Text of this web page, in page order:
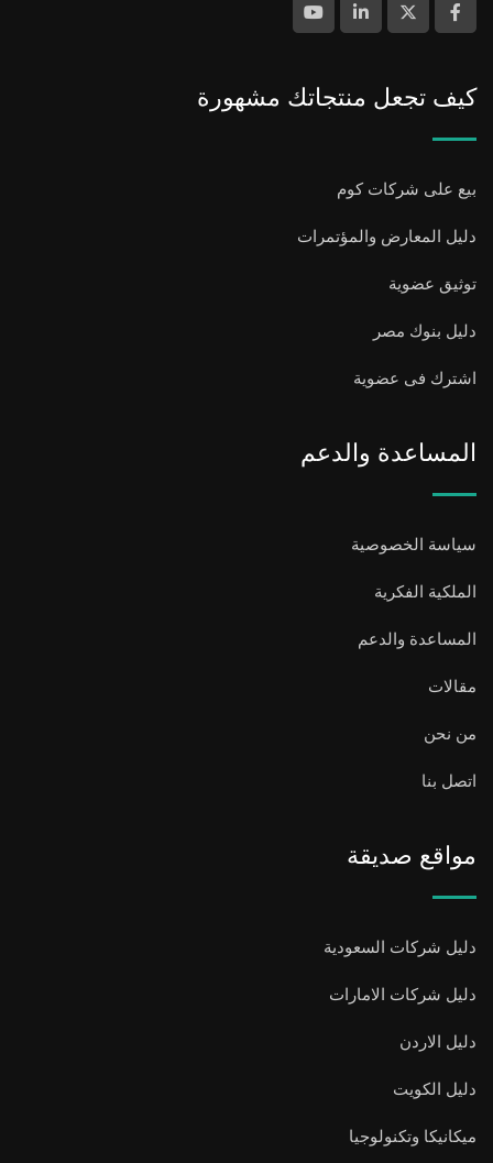
كيف تجعل منتجاتك مشهورة
بيع على شركات كوم
دليل المعارض والمؤتمرات
توثيق عضوية
دليل بنوك مصر
اشترك فى عضوية
المساعدة والدعم
سياسة الخصوصية
الملكية الفكرية
المساعدة والدعم
مقالات
من نحن
اتصل بنا
مواقع صديقة
دليل شركات السعودية
دليل شركات الامارات
دليل الاردن
دليل الكويت
ميكانيكا وتكنولوجيا